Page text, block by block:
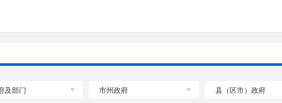
及部门 市州政府 县（区市）政府